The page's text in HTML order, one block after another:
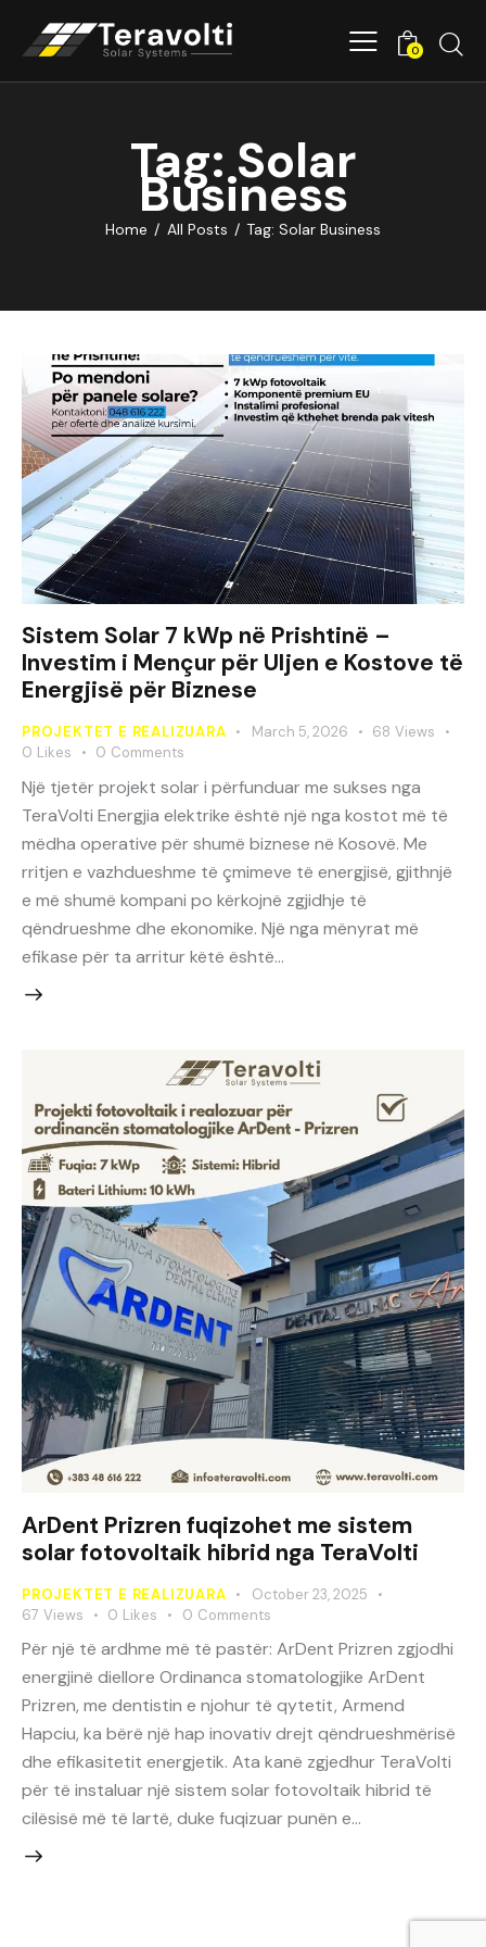
0
Tag: Solar
Business
Home All Posts Tag: Solar Business
Sistem Solar 7 kWp në Prishtinë –
Investim i Mençur për Uljen e Kostove të
Energjisë për Biznese
PROJEKTET E REALIZUARA March 5, 2026 68 Views
0 Likes 0 Comments
Një tjetër projekt solar i përfunduar me sukses nga
TeraVolti Energjia elektrike është një nga kostot më të
mëdha operative për shumë biznese në Kosovë. Me
rritjen e vazhdueshme të çmimeve të energjisë, gjithnjë
e më shumë kompani po kërkojnë zgjidhje të
qëndrueshme dhe ekonomike. Një nga mënyrat më
efikase për ta arritur këtë është…
ArDent Prizren fuqizohet me sistem
solar fotovoltaik hibrid nga TeraVolti
PROJEKTET E REALIZUARA
October 23, 2025
67 Views 0 Likes 0 Comments
Për një të ardhme më të pastër: ArDent Prizren zgjodhi
energjinë diellore Ordinanca stomatologjike ArDent
Prizren, me dentistin e njohur të qytetit, Armend
Hapciu, ka bërë një hap inovativ drejt qëndrueshmërisë
dhe efikasitetit energjetik. Ata kanë zgjedhur TeraVolti
për të instaluar një sistem solar fotovoltaik hibrid të
cilësisë më të lartë, duke fuqizuar punën e…